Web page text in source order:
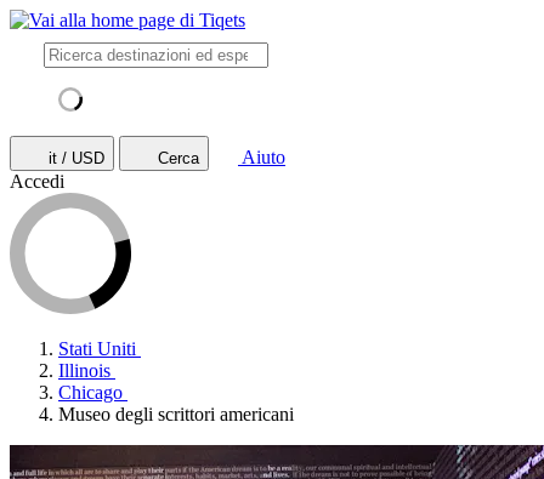
it / USD Cerca
Aiuto
Accedi
Stati Uniti
Illinois
Chicago
Museo degli scrittori americani